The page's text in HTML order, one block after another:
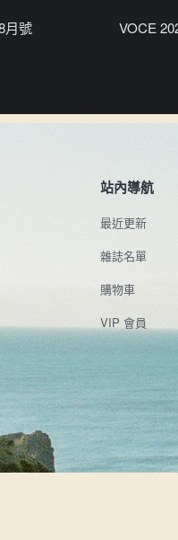
月號 VOCE
站內導航
最近更新
雜誌名單
購物車
VIP 會員